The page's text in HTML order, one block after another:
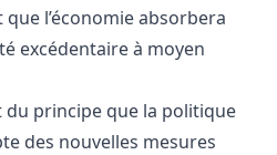
que l’économie absorbera
excédentaire à moyen
principe que la politique
des nouvelles mesures